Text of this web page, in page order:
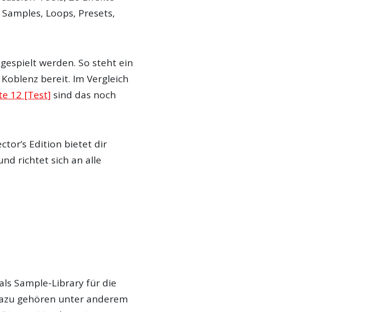
Loops, Presets,
werden. So steht ein
bereit. Im Vergleich
12 [Test] sind das noch
Edition bietet dir
richtet sich an alle
Sample-Library für die
gehören unter anderem